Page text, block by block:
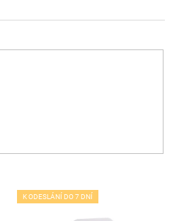
K ODESLÁNÍ DO 7 DNÍ